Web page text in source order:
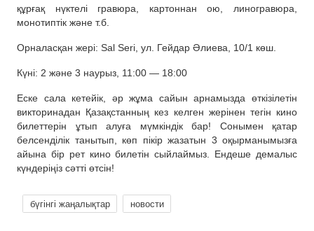
құрғақ нүктелі гравюра, картоннан ою, линогравюра,
монотиптік және т.б.
Орналасқан жері: Sal Seri, ул. Гейдар Әлиева, 10/1 көш.
Күні: 2 және 3 наурыз, 11:00 — 18:00
Еске сала кетейік, әр жұма сайын арнамызда өткізілетін
викторинадан Қазақстанның кез келген жерінен тегін кино
билеттерін ұтып алуға мүмкіндік бар! Сонымен қатар
белсенділік танытып, көп пікір жазатын 3 оқырманымызға
айына бір рет кино билетін сыйлаймыз. Ендеше демалыс
күндеріңіз сәтті өтсін!
бүгінгі жаңалықтар новости